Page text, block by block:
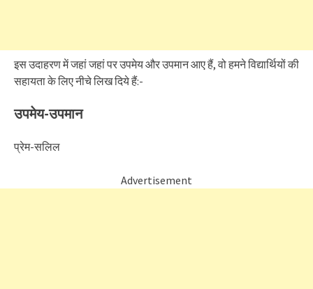
इस उदाहरण में जहां जहां पर उपमेय और उपमान आए हैं, वो हमने विद्यार्थियों की
सहायता के लिए नीचे लिख दिये हैं:-
उपमेय-उपमान
प्रेम-सलिल
Advertisement